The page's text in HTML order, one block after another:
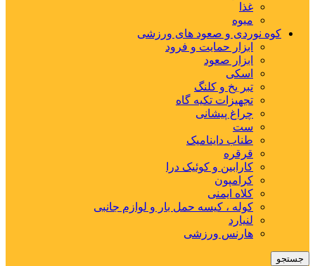
غذا
میوه
کوه نوردی و صعود های ورزشی
ابزار حمایت و فرود
ابزار صعود
اسکی
تبر یخ و کلنگ
تجهیزات تکیه گاه
چراغ پیشانی
ست
طناب داینامیک
قرقره
کارابین و کوئیک درا
کرامپون
کلاه ایمنی
کوله ، کیسه حمل بار و لوازم جانبی
لنیارد
هارنس ورزشی
جستجو